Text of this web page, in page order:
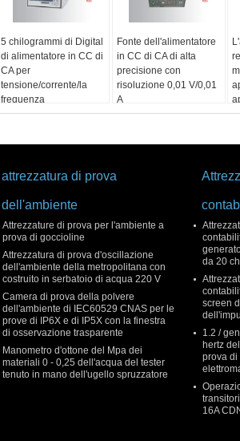
5 chilogrammi di Digital
di alimentatore in CC di
CA per
tensione/corrente/la
frequenza
dell'esposizione
Fonte dell'alimentatore
in CC di CA di alta
precisione con
risoluzione 0,01 V/0,01
A
attrezzatura di prova
dell'ambiente
Attrezzature di prova per l'ambiente a
prova di goccioline
Attrezzatura di prova d'oscillazione
dell'ambiente della metropolitana con
costruito in serbatoio di acqua 220 V
Camera di prova della polvere
dell'ambiente di IEC60529 CNAS per le
prove di IP6X e di IP5X con la finestra
di osservazione trasparente
Manometro d'ottone del Mpa dei
materiali 0 - 0,25 dell'acqua del tester
tenuto in mano dell'ugello spruzzatore
da 20
screen
1.2 /
hertz
prova di
16A